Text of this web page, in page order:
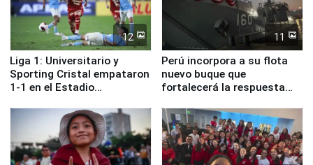
12
Liga 1: Universitario y
Sporting Cristal empataron
1-1 en el Estadio
11
Perú incorpora a su flota
nuevo buque que
fortalecerá la respuesta